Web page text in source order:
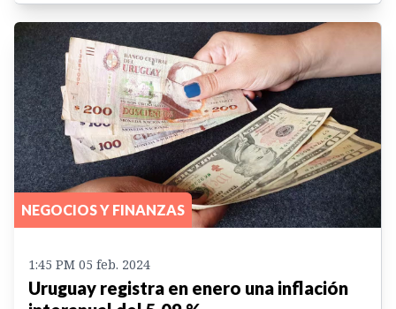
NEGOCIOS Y FINANZAS
1:45 PM 05 feb. 2024
Uruguay registra en enero una inflación